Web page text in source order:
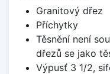
Granitový dřez
Příchytky
Těsnění není
dřezů se jako
Výpusť 3 1/2,